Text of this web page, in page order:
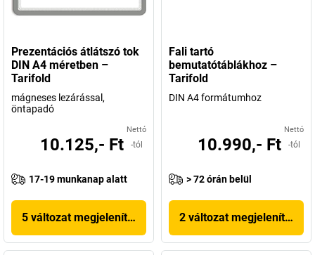
Prezentációs átlátszó tok
DIN A4 méretben –
Tarifold
mágneses lezárással,
öntapadó
Nettó
10.125,- Ft -tól
17-19 munkanap alatt
5 változat megjelenítése
Fali tartó
bemutatótáblákhoz –
Tarifold
DIN A4 formátumhoz
Nettó
10.990,- Ft -tól
> 72 órán belül
2 változat megjelenítése